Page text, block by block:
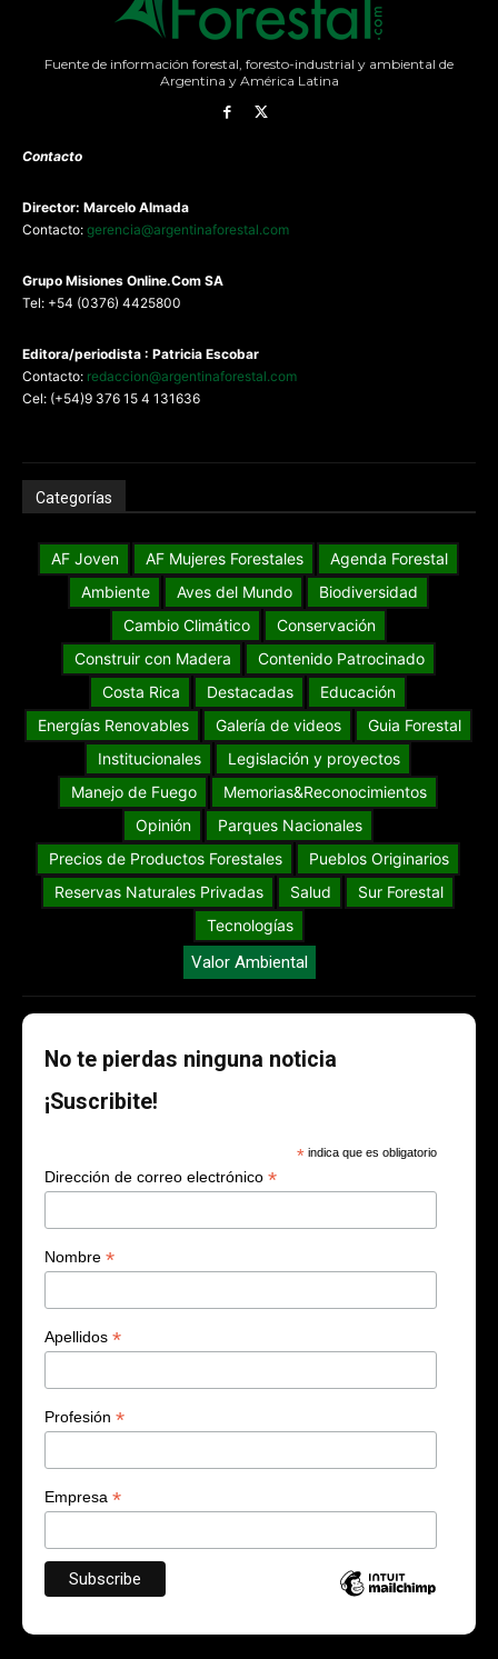
Fuente de información forestal, foresto-industrial y ambiental de
Argentina y América Latina
Contacto
Director: Marcelo Almada
Contacto: gerencia@argentinaforestal.com
Grupo Misiones Online.Com SA
Tel: +54 (0376) 4425800
Editora/periodista : Patricia Escobar
Contacto: redaccion@argentinaforestal.com
Cel: (+54)9 376 15 4 131636
Categorías
AF Joven AF Mujeres Forestales
Agenda Forestal
Ambiente
Aves del Mundo
Biodiversidad
Cambio Climático
Conservación
Construir con Madera
Contenido Patrocinado
Costa Rica
Destacadas
Educación
Energías Renovables
Galería de videos
Guia Forestal
Institucionales
Legislación y proyectos
Manejo de Fuego
Memorias&Reconocimientos
Opinión
Parques Nacionales
Precios de Productos Forestales
Pueblos Originarios
Reservas Naturales Privadas
Salud
Sur Forestal
Tecnologías
Valor Ambiental
No te pierdas ninguna noticia
¡Suscribite!
* indica que es obligatorio
Dirección de correo electrónico *
Nombre *
Apellidos *
Profesión *
Empresa *